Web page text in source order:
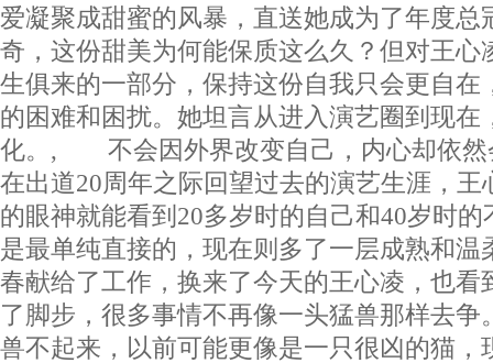
爱凝聚成甜蜜的风暴，直送她成为了年
奇，这份甜美为何能保质这么久？但对王心
生俱来的一部分，保持这份自我只会更自在
的困难和困扰。她坦言从进入演艺圈到现在
化。, 不会因外界改变自己，内心却依然
在出道20周年之际回望过去的演艺生涯，王
的眼神就能看到20多岁时的自己和40岁时
是最单纯直接的，现在则多了一层成熟和温
春献给了工作，换来了今天的王心凌，也看
了脚步，很多事情不再像一头猛兽那样去争
兽不起来，以前可能更像是一只很凶的猫，